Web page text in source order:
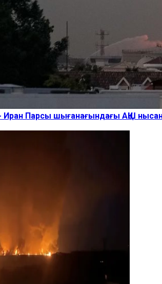
- Иран Парсы шығанағындағы АҚШ